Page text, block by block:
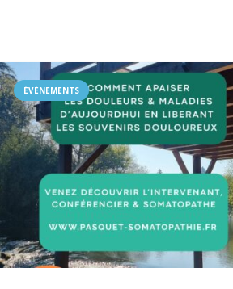
ÉVÉNEMENTS